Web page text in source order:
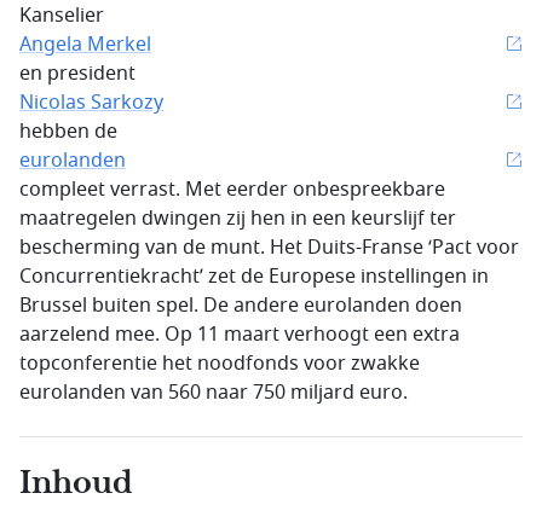
Kanselier
Angela Merkel
en president
Nicolas Sarkozy
hebben de
eurolanden
compleet verrast. Met eerder onbespreekbare
maatregelen dwingen zij hen in een keurslijf ter
bescherming van de munt. Het Duits-Franse ‘Pact voor
Concurrentiekracht’ zet de Europese instellingen in
Brussel buiten spel. De andere eurolanden doen
aarzelend mee. Op 11 maart verhoogt een extra
topconferentie het noodfonds voor zwakke
eurolanden van 560 naar 750 miljard euro.
Inhoud